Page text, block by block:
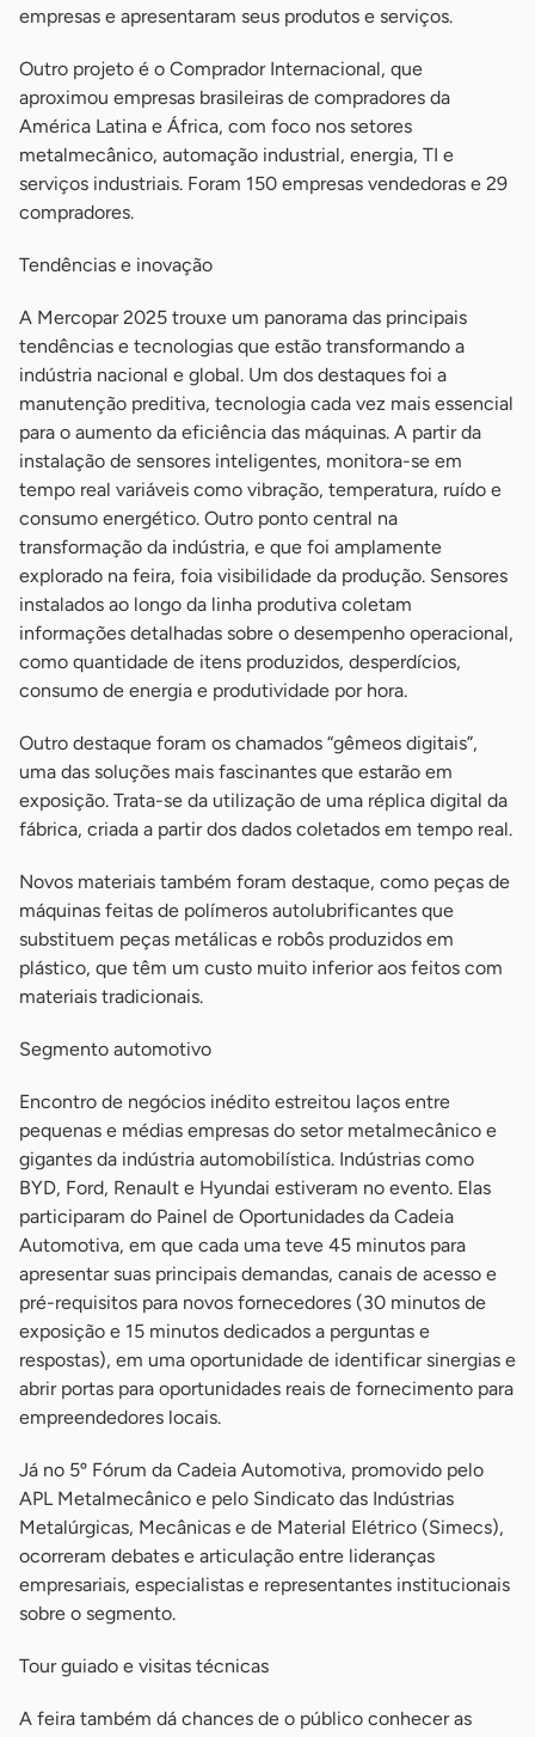
empresas e apresentaram seus produtos e serviços.
Outro projeto é o Comprador Internacional, que
aproximou empresas brasileiras de compradores da
América Latina e África, com foco nos setores
metalmecânico, automação industrial, energia, TI e
serviços industriais. Foram 150 empresas vendedoras e 29
compradores.
Tendências e inovação
A Mercopar 2025 trouxe um panorama das principais
tendências e tecnologias que estão transformando a
indústria nacional e global. Um dos destaques foi a
manutenção preditiva, tecnologia cada vez mais essencial
para o aumento da eficiência das máquinas. A partir da
instalação de sensores inteligentes, monitora-se em
tempo real variáveis como vibração, temperatura, ruído e
consumo energético. Outro ponto central na
transformação da indústria, e que foi amplamente
explorado na feira, foia visibilidade da produção. Sensores
instalados ao longo da linha produtiva coletam
informações detalhadas sobre o desempenho operacional,
como quantidade de itens produzidos, desperdícios,
consumo de energia e produtividade por hora.
Outro destaque foram os chamados “gêmeos digitais”,
uma das soluções mais fascinantes que estarão em
exposição. Trata-se da utilização de uma réplica digital da
fábrica, criada a partir dos dados coletados em tempo real.
Novos materiais também foram destaque, como peças de
máquinas feitas de polímeros autolubrificantes que
substituem peças metálicas e robôs produzidos em
plástico, que têm um custo muito inferior aos feitos com
materiais tradicionais.
Segmento automotivo
Encontro de negócios inédito estreitou laços entre
pequenas e médias empresas do setor metalmecânico e
gigantes da indústria automobilística. Indústrias como
BYD, Ford, Renault e Hyundai estiveram no evento. Elas
participaram do Painel de Oportunidades da Cadeia
Automotiva, em que cada uma teve 45 minutos para
apresentar suas principais demandas, canais de acesso e
pré-requisitos para novos fornecedores (30 minutos de
exposição e 15 minutos dedicados a perguntas e
respostas), em uma oportunidade de identificar sinergias e
abrir portas para oportunidades reais de fornecimento para
empreendedores locais.
Já no 5º Fórum da Cadeia Automotiva, promovido pelo
APL Metalmecânico e pelo Sindicato das Indústrias
Metalúrgicas, Mecânicas e de Material Elétrico (Simecs),
ocorreram debates e articulação entre lideranças
empresariais, especialistas e representantes institucionais
sobre o segmento.
Tour guiado e visitas técnicas
A feira também dá chances de o público conhecer as